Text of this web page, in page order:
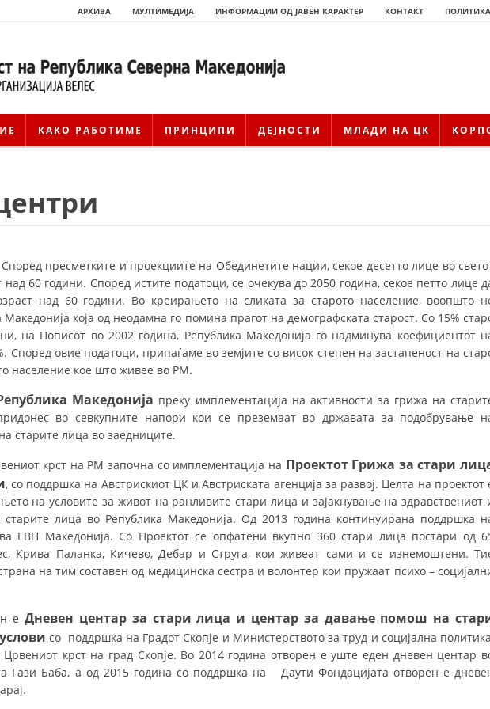
АРХИВА МУЛТИМЕДИЈА ИНФОРМАЦИИ ОД ЈАВЕН КАРАКТЕР КОНТАКТ
КАКО РАБОТИМЕ ПРИНЦИПИ ДЕЈНОСТИ МЛАДИ НА ЦК
ИСТОРИЈАТ НА ЦКРМ
ИСТОРИЈАТ НА ДВИЖЕЊЕТО
СТРУКТУРА НА ОРГАНИЗАЦИЈАТА
ЧЛЕНСТВО ВО ПРОФЕСИОНАЛНИ ТЕЛА
ЗАКОН ЗА ЦКРМ
СТАТУТ НА ЦКРМ
РАКОВОДЕН ОДБОР
СОБРАНИЕ
Според пресметките и проекциите на Обединетите нации, секое десетто лице во
над 60 години. Според истите податоци, се очекува до 2050 година, секое петто лице
над 60 години. Во креирањето на сликата за старото население, воопшто
Македонија која од неодамна го помина прагот на демографската старост. Со 15%
на Пописот во 2002 година, Република Македонија го надминува коефициентот
Според овие податоци, припаѓаме во земјите со висок степен на застапеност на
население кое што живее во РМ.
Македонија преку имплементација на активности за грижа на
во севкупните напори кои се преземаат во државата за подобрување
старите лица во заедниците.
крст на РМ започна со имплементација на Проектот Грижа за стари
, со поддршка на Австрискиот ЦК и Австриската агенција за развој. Целта на проектот
на условите за живот на ранливите стари лица и зајакнување на здравствениот
старите лица во Република Македонија. Од 2013 година континуирана поддршка
ЕВН Македонија. Со Проектот се опфатени вкупно 360 стари лица постари од
Крива Паланка, Кичево, Дебар и Струга, кои живеат сами и се изнемоштени.
на тим составен од медицинска сестра и волонтер кои пружаат психо –
е Дневен центар за стари лица и центар за давање помош на
со поддршка на Градот Скопје и Министерството за труд и социјална
Црвениот крст на град Скопје. Во 2014 година отворен е уште еден дневен центар
Гази Баба, а од 2015 година со поддршка на Даути Фондацијата отворен е